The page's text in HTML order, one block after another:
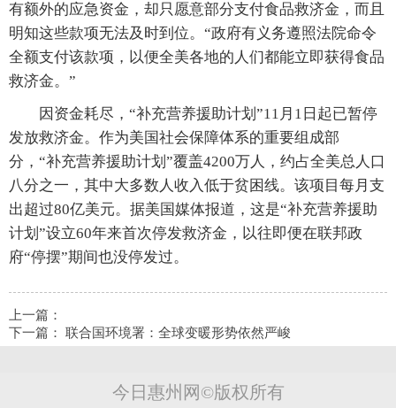
有额外的应急资金，却只愿意部分支付食品救济金，而且
明知这些款项无法及时到位。“政府有义务遵照法院命令
全额支付该款项，以便全美各地的人们都能立即获得食品
救济金。”
因资金耗尽，“补充营养援助计划”11月1日起已暂停
发放救济金。作为美国社会保障体系的重要组成部
分，“补充营养援助计划”覆盖4200万人，约占全美总人口
八分之一，其中大多数人收入低于贫困线。该项目每月支
出超过80亿美元。据美国媒体报道，这是“补充营养援助
计划”设立60年来首次停发救济金，以往即便在联邦政
府“停摆”期间也没停发过。
上一篇：
下一篇： 联合国环境署：全球变暖形势依然严峻
今日惠州网©版权所有